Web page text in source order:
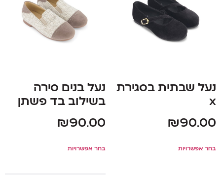
נעל שבתית בסגירת
x
₪90.00
בחר אפשרויות
נעל בנים סירה
בשילוב בד פשתן
₪90.00
בחר אפשרויות